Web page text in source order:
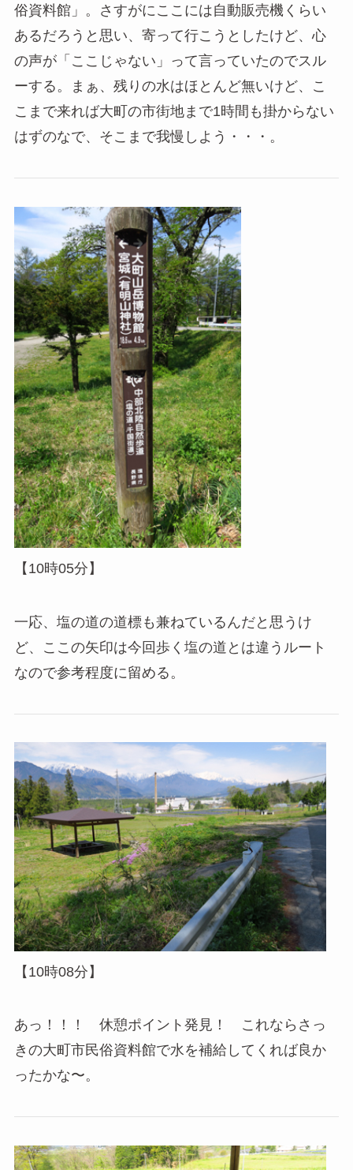
俗資料館」。さすがにここには自動販売機くらい
あるだろうと思い、寄って行こうとしたけど、心
の声が「ここじゃない」って言っていたのでスル
ーする。まぁ、残りの水はほとんど無いけど、こ
こまで来れば大町の市街地まで1時間も掛からない
はずのなで、そこまで我慢しよう・・・。
【10時05分】
一応、塩の道の道標も兼ねているんだと思うけ
ど、ここの矢印は今回歩く塩の道とは違うルート
なので参考程度に留める。
【10時08分】
あっ！！！ 休憩ポイント発見！ これならさっ
きの大町市民俗資料館で水を補給してくれば良か
ったかな〜。